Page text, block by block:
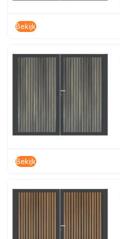
Bekijk
Bekijk